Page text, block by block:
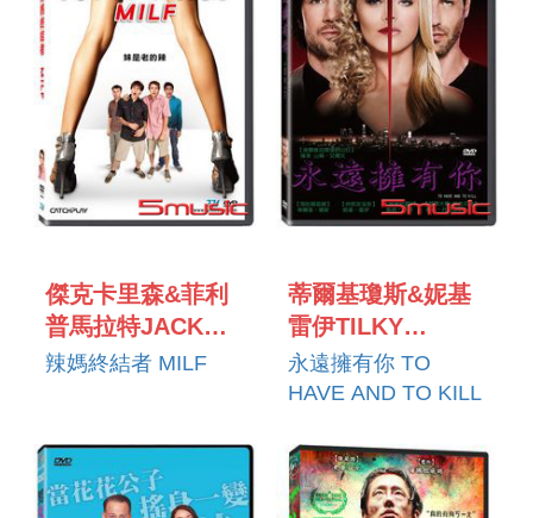
傑克卡里森&菲利
普馬拉特JACK
CULLISON &
辣媽終結者 MILF
蒂爾基瓊斯&妮基
雷伊TILKY
JONES & NIKKI
LEIGH
永遠擁有你 TO
HAVE AND TO KILL